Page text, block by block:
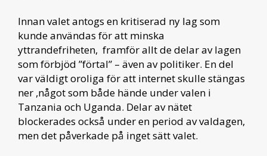
Innan valet antogs en kritiserad ny lag som
kunde användas för att minska
yttrandefriheten, framför allt de delar av lagen
som förbjöd ”förtal” – även av politiker. En del
var väldigt oroliga för att internet skulle stängas
ner ,något som både hände under valen i
Tanzania och Uganda. Delar av nätet
blockerades också under en period av valdagen,
men det påverkade på inget sätt valet.